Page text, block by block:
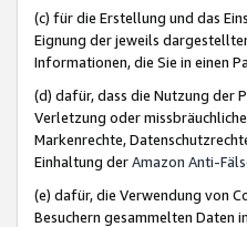
(c) für die Erstellung und das
Eignung der jeweils
Informationen, die Sie in einen
(d) dafür, dass die Nutzung der
Verletzung oder
Markenrechte,
Einhaltung derAmazon Anti-
(e) dafür, die Verwendung von
Besuchern gesammelten Daten